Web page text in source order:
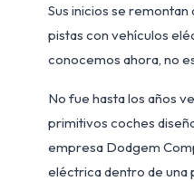
Sus inicios se remontan
pistas con vehículos
conocemos ahora, no
No fue hasta los años
primitivos coches
empresa Dodgem
eléctrica dentro de una